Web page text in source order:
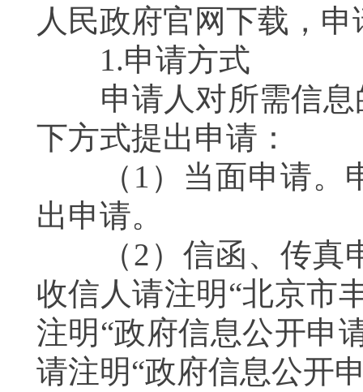
人民政府官网下载，
1.申请方式
申请人对所需信息
下方式提出申请：
（1）当面申请。申
出申请。
（2）信函、传真申
收信人请注明“北京市
注明“政府信息公开申
请注明“政府信息公